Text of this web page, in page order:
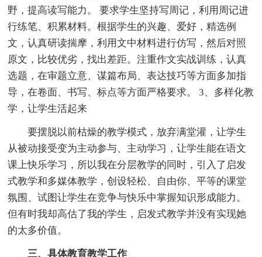
野，提高读写能力。 要求学生坚持写周记，利用周记进
行练笔、积累材料。根据学生的兴趣、爱好，精选例
文，认真研读揣摩，利用文中材料进行仿写，然后对照
原文，比较优劣，找出差距。注重作文实战训练，认真
选题，在审题立意、谋篇布局、表达技巧等方面多加指
导，在卷面、书写、标点等方面严格要求。 3、多样化教
学，让学生活起来
要摆脱以前枯燥的教学模式，放弃满堂灌，让学生
从被动接受变为主动参与、主动学习，让学生能在语文
课上快乐学习，所以我在分层教学的同时，引入了启发
式教学和多媒体教学，创设轻松、自由你、平等的课堂
氛围、试图让学生在竞争与快乐中掌握知识形成能力。
但有时我却高估了我的学生，启发式教学并没有实现她
的太多价值。
三、具体教育教学工作